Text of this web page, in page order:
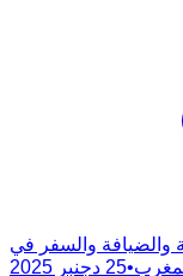
والضيافة والسفر في
•25 دجنبر 2025